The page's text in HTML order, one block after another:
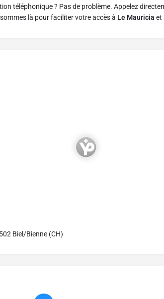
téléphonique ? Pas de problème. Appelez
là pour faciliter votre accès à Le Mauricia et
Biel/Bienne (CH)